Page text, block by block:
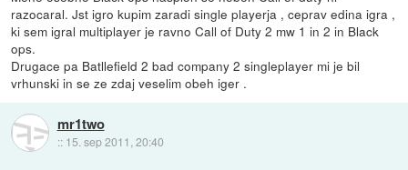
razocaral. Jst igro kupim zaradi single playerja , ceprav edina igra ,
ki sem igral multiplayer je ravno Call of Duty 2 mw 1 in 2 in Black
ops.
Drugace pa Batllefield 2 bad company 2 singleplayer mi je bil
vrhunski in se ze zdaj veselim obeh iger .
mr1two
:: 15. sep 2011, 20:40